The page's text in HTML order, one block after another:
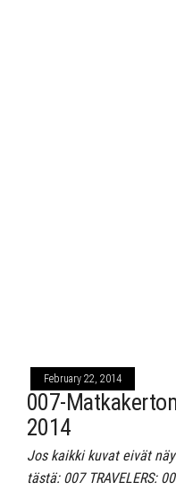
February 22, 2014
007-
2014
Jos kaikki kuvat eivät
tästä: 007 TRAVELERS: